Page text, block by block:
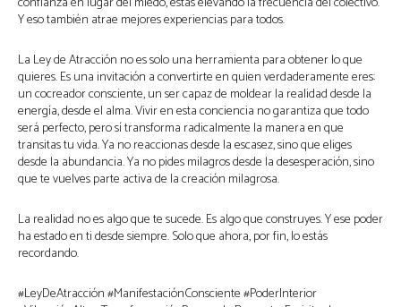
Y eso también atrae mejores experiencias para todos.
La Ley de Atracción no es solo una herramienta para obtener lo que
quieres. Es una invitación a convertirte en quien verdaderamente eres:
un cocreador consciente, un ser capaz de moldear la realidad desde la
energía, desde el alma. Vivir en esta conciencia no garantiza que todo
será perfecto, pero sí transforma radicalmente la manera en que
transitas tu vida. Ya no reaccionas desde la escasez, sino que eliges
desde la abundancia. Ya no pides milagros desde la desesperación, sino
que te vuelves parte activa de la creación milagrosa.
La realidad no es algo que te sucede. Es algo que construyes. Y ese poder
ha estado en ti desde siempre. Solo que ahora, por fin, lo estás
recordando.
#LeyDeAtracción #ManifestaciónConsciente #PoderInterior